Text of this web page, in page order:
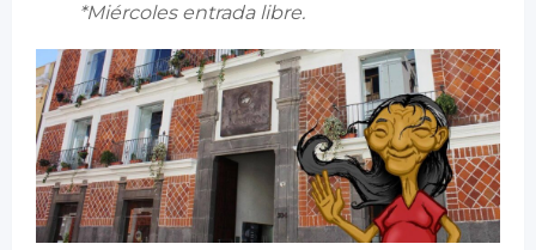
*Miércoles entrada libre.